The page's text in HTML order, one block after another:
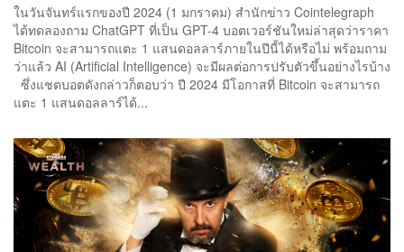
ในวันจันทร์แรกของปี 2024 (1 มกราคม) สำนักข่าว Cointelegraph
ได้ทดลองถาม ChatGPT ที่เป็น GPT-4 บอตเวอร์ชันใหม่ล่าสุดว่าราคา
Bitcoin จะสามารถแตะ 1 แสนดอลลาร์ภายในปีนี้ได้หรือไม่ พร้อมถาม
ว่าแล้ว AI (Artificial Intelligence) จะมีผลต่อการปรับตัวขึ้นอย่างไรบ้าง
ซึ่งแชตบอตดังกล่าวก็ตอบว่า ปี 2024 มีโอกาสที่ Bitcoin จะสามารถ
แตะ 1 แสนดอลลาร์ได้...